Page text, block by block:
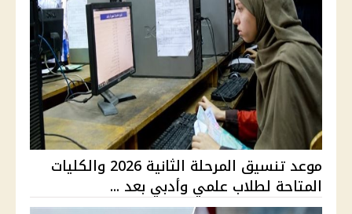
موعد تنسيق المرحلة الثانية 2026 والكليات
المتاحة لطلاب علمي وأدبي بعد ...